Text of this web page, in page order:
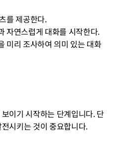
를 제공한다.
자연스럽게 대화를 시작한다.
미리 조사하여 의미 있는 대화
이기 시작하는 단계입니다. 단
시키는 것이 중요합니다.